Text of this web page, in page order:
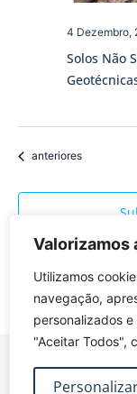
Valorizamos
Utilizamos
navegação,
personalizados
"Aceitar Todos",
Solos Não
4 Dezembro,
Eventos
anteriores